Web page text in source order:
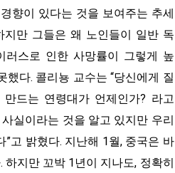
향이 있다는 것을 보여주는 추세
지만 그들은 왜 노인들이 일반 독
러스로 인한 사망률이 그렇게 높
했다. 콜리뇽 교수는 “당신에게 질
드는 연령대가 언제인가? 라고
실이라는 것을 알고 있지만 우리
고 밝혔다. 지난해 1월, 중국은 바
지만 꼬박 1년이 지나도, 정확히